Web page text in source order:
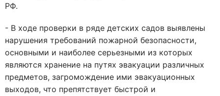
РФ.
- В ходе проверки в ряде детских садов выявлены
нарушения требований пожарной безопасности,
основными и наиболее серьезными из которых
являются хранение на путях эвакуации различных
предметов, загромождение ими эвакуационных
выходов, что препятствует быстрой и